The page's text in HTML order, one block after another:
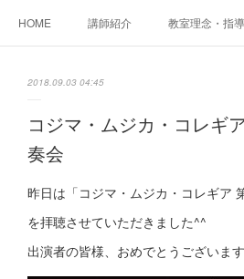
HOME 講師紹介 教室理念・指
ご相談・体験レッスンお申し込み
2018.09.03 04:45
コジマ・ムジカ・コレギ
奏会
昨日は「コジマ・ムジカ・コレギア
を拝聴させていただきました^^
出演者の皆様、おめでとうございます